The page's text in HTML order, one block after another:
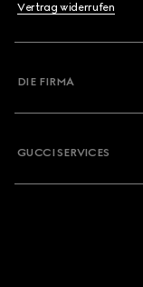
Vertrag widerrufen
DIE FIRMA
GUCCI SERVICES